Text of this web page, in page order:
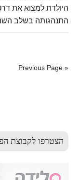
היולדת למצוא את
התנהגותה בשלב
« Previous Page
הצטרפו לקבוצת